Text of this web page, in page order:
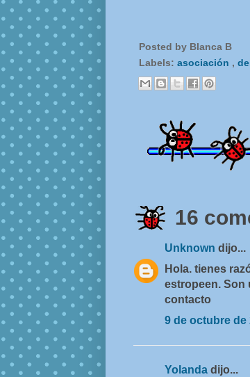
Posted by Blanca B
Labels: asociación ,
16
Unknown dijo...
Hola. tienes
estropeen. Son
contacto
9 de octubre de
Yolanda dijo...